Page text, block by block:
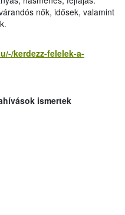
nők, idősek, valamint
kerdezz-felelek-a-
ismertek